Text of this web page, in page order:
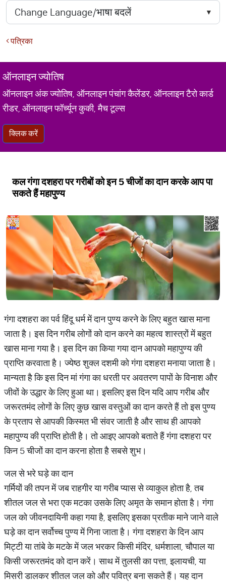
पत्रिका
ऑनलाइन ज्योतिष
ऑनलाइन अंक ज्योतिष, ऑनलाइन पंचांग कैलेंडर, ऑनलाइन टैरो कार्ड
रीडर, ऑनलाइन फॉर्च्यून कुकी, मैच टूल्स
क्लिक करें
कल गंगा दशहरा पर गरीबों को इन 5 चीजों का दान करके आप पा
सकते हैं महापुण्‍य
गंगा दशहरा का पर्व हिंदू धर्म में दान पुण्‍य करने के लिए बहुत खास माना
जाता है। इस दिन गरीब लोगों को दान करने का महत्‍व शास्‍त्रों में बहुत
खास माना गया है। इस दिन का किया गया दान आपको महापुण्‍य की
प्राप्ति करवाता है। ज्येष्ठ शुक्ल दशमी को गंगा दशहरा मनाया जाता है।
मान्‍यता है कि इस दिन मां गंगा का धरती पर अवतरण पापों के विनाश और
जीवों के उद्धार के लिए हुआ था। इसलिए इस दिन यदि आप गरीब और
जरूरतमंद लोगों के लिए कुछ खास वस्‍तुओं का दान करते हैं तो इस पुण्‍य
के प्रताप से आपकी किस्‍मत भी संवर जाती है और साथ ही आपको
महापुण्य की प्राप्ति होती है। तो आइए आपको बताते हैं गंगा दशहरा पर
किन 5 चीजों का दान करना होता है सबसे शुभ।
जल से भरे घड़े का दान
गर्मियों की तपन में जब राहगीर या गरीब प्यास से व्याकुल होता है, तब
शीतल जल से भरा एक मटका उसके लिए अमृत के समान होता है। गंगा
जल को जीवनदायिनी कहा गया है, इसलिए इसका प्रतीक माने जाने वाले
घड़े का दान सर्वोच्च पुण्य में गिना जाता है। गंगा दशहरा के दिन आप
मिट्टी या तांबे के मटके में जल भरकर किसी मंदिर, धर्मशाला, चौपाल या
किसी जरूरतमंद को दान करें। साथ में तुलसी का पत्ता, इलायची, या
मिसरी डालकर शीतल जल को और पवित्र बना सकते हैं। यह दान